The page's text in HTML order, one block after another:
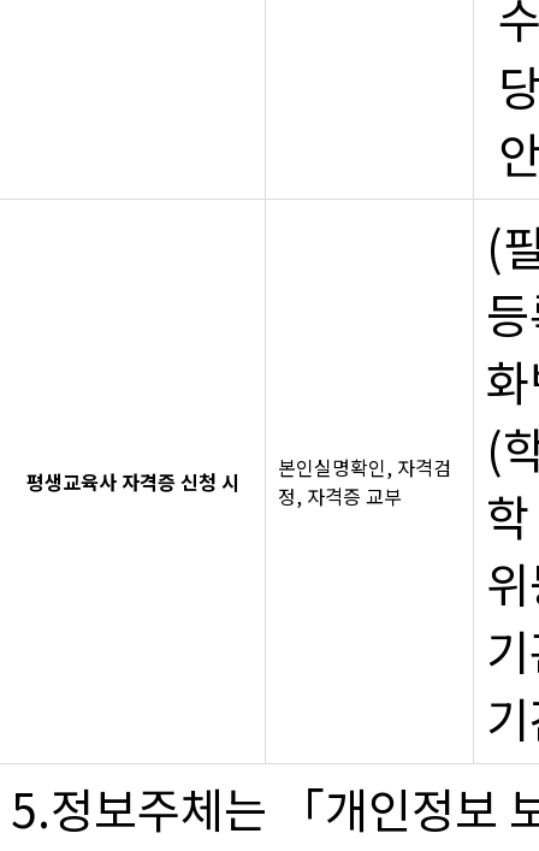
평생교육사 자격증 신청 시
본인실명확인, 자격검
정, 자격증 교부
(
(
5.정보주체는 「개인정보